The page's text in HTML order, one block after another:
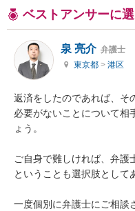
ベストアンサーに
泉 亮介 弁護士
東京都 > 港区
返済をしたのであれば、そ
必要がないことについて相
ょう。
ご自身で難しければ、弁護
ということも選択肢として
一度個別に弁護士にご相談